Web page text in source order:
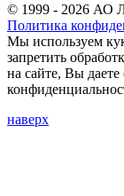
© 1999 - 2026 АО
Политика
Мы используем
запретить
на сайте, Вы даете
наверх